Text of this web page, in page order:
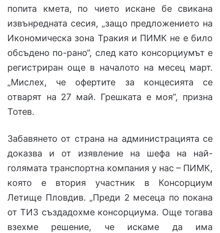
попита кмета, по чието искане бе свикана
извънредната сесия, „защо предложението на
Икономическа зона Тракия и ПИМК не е било
обсъдено по-рано“, след като консорциумът е
регистриран още в началото на месец март.
„Мислех, че офертите за концесията се
отварят на 27 май. Грешката е моя”, призна
Тотев.
Забавянето от страна на администрацията се
доказва и от изявление на шефа на най-
голямата транспортна компания у нас – ПИМК,
която е втория участник в Консорциум
Летище Пловдив. „Преди 2 месеца по покана
от ТИЗ създадохме консорциума. Още тогава
взехме решение, че искаме да има